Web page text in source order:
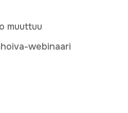
muuttuu
webinaari